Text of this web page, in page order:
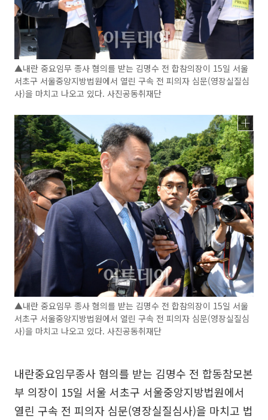
▲내란 중요임무 종사 혐의를 받는 김명수 전 합참의장이 15일 서울
서초구 서울중앙지방법원에서 열린 구속 전 피의자 심문(영장실질심
사)을 마치고 나오고 있다. 사진공동취재단
▲내란 중요임무 종사 혐의를 받는 김명수 전 합참의장이 15일 서울
서초구 서울중앙지방법원에서 열린 구속 전 피의자 심문(영장실질심
사)을 마치고 나오고 있다. 사진공동취재단
내란중요임무종사 혐의를 받는 김명수 전 합동참모본
부 의장이 15일 서울 서초구 서울중앙지방법원에서
열린 구속 전 피의자 심문(영장실질심사)을 마치고 법